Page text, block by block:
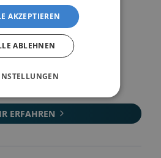
- und
Röhling"
ERFAHREN
AKZEPTIEREN
ABLEHNEN